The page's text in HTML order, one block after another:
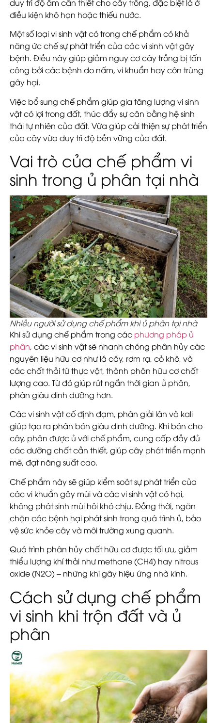
duy trì độ ẩm cần thiết cho cây trồng, đặc biệt là ở
điều kiện khô hạn hoặc thiếu nước.
Một số loại vi sinh vật có trong chế phẩm có khả
năng ức chế sự phát triển của các vi sinh vật gây
bệnh. Điều này giúp giảm nguy cơ cây trồng bị tấn
công bởi các bệnh do nấm, vi khuẩn hay côn trùng
gây hại.
Việc bổ sung chế phẩm giúp gia tăng lượng vi sinh
vật có lợi trong đất, thúc đẩy sự cân bằng hệ sinh
thái tự nhiên của đất. Vừa giúp cải thiện sự phát triển
của cây vừa duy trì độ bền vững của đất.
Vai trò của chế phẩm vi
sinh trong ủ phân tại nhà
Nhiều người sử dụng chế phẩm khi ủ phân tại nhà
Khi sử dụng chế phẩm trong các phương pháp ủ
phân, các vi sinh vật sẽ nhanh chóng phân hủy các
nguyên liệu hữu cơ như lá cây, rơm rạ, cỏ khô, và
các chất thải từ thực vật, thành phân hữu cơ chất
lượng cao. Từ đó giúp rút ngắn thời gian ủ phân,
phân giàu dinh dưỡng hơn.
Các vi sinh vật cố định đạm, phân giải lân và kali
giúp tạo ra phân bón giàu dinh dưỡng. Khi bón cho
cây, phân được ủ với chế phẩm, cung cấp đầy đủ
các dưỡng chất cần thiết, giúp cây phát triển mạnh
mẽ, đạt năng suất cao.
Chế phẩm này sẽ giúp kiểm soát sự phát triển của
các vi khuẩn gây mùi và các vi sinh vật có hại,
không phát sinh mùi hôi khó chịu. Đồng thời, ngăn
chặn các bệnh hại phát sinh trong quá trình ủ, bảo
vệ sức khỏe cây và môi trường xung quanh.
Quá trình phân hủy chất hữu cơ được tối ưu, giảm
thiểu lượng khí thải như methane (CH4) hay nitrous
oxide (N2O) – những khí gây hiệu ứng nhà kính.
Cách sử dụng chế phẩm
vi sinh khi trộn đất và ủ
phân